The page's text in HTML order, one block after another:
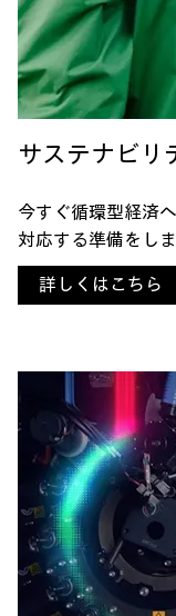
サステナビリ
今すぐ循環型経済
対応する準備をしま
詳しくはこちら